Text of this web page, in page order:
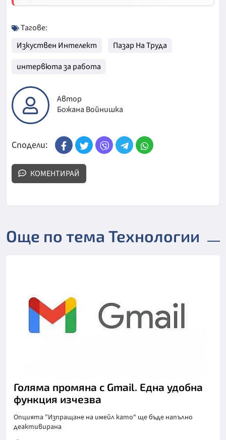
Тагове:
Изкуствен Интелект
Пазар На Труда
интервюта за работа
Автор
Божана Войнишка
Сподели:
КОМЕНТИРАЙ
Още по тема Технологии
Голяма промяна с Gmail. Една удобна
функция изчезва
Опцията "Изпращане на имейл като“ ще бъде напълно
деактивирана